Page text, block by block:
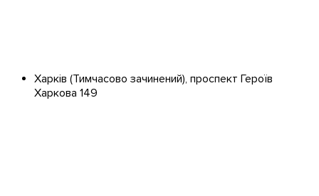
Харків (Тимчасово зачинений), проспект Героїв
Харкова 149